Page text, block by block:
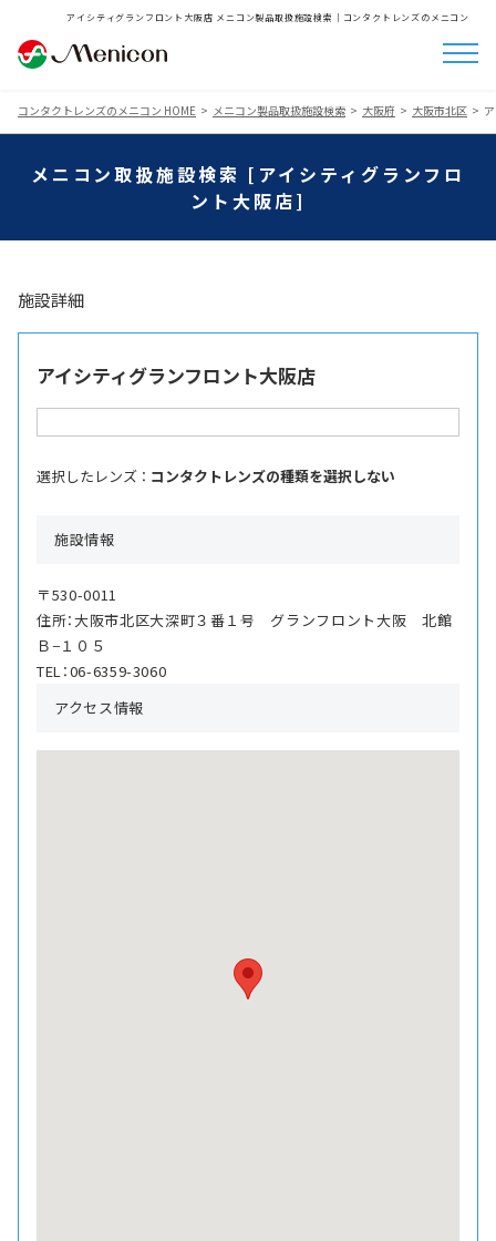
アイシティグランフロント大阪店 メニコン製品取扱施設検索│コンタクトレンズのメニコン
コンタクトレンズのメニコン HOME メニコン製品取扱施設検索 大阪府 大阪市北区
メニコン取扱施設検索 [アイシティグランフロ
ント大阪店]
施設詳細
アイシティグランフロント大阪店
選択したレンズ ： コンタクトレンズの種類を選択しない
施設情報
〒530-0011
住所：大阪市北区大深町３番１号 グランフロント大阪 北館
Ｂ−１０５
TEL：06-6359-3060
アクセス情報